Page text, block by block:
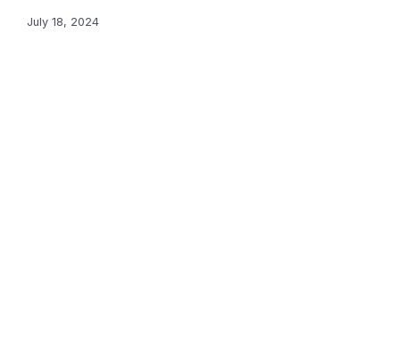
July 18, 2024